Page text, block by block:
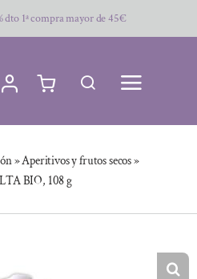
dto 1ª compra mayor de 45€
»Aperitivos y frutos secos»
BIO, 108 g